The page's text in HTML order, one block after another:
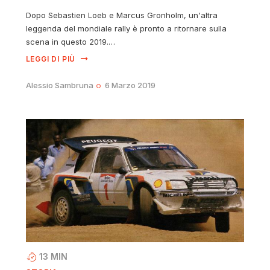
Dopo Sebastien Loeb e Marcus Gronholm, un'altra
leggenda del mondiale rally è pronto a ritornare sulla
scena in questo 2019.…
LEGGI DI PIÙ
Alessio Sambruna 6 Marzo 2019
13 MIN